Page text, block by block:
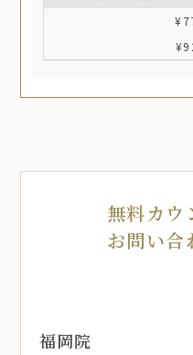
無料カウ
お問い合
福岡院